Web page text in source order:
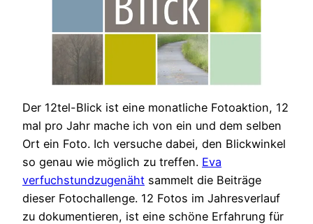
Der 12tel-Blick ist eine monatliche Fotoaktion, 12
mal pro Jahr mache ich von ein und dem selben
Ort ein Foto. Ich versuche dabei, den Blickwinkel
so genau wie möglich zu treffen. Eva
verfuchstundzugenäht sammelt die Beiträge
dieser Fotochallenge. 12 Fotos im Jahresverlauf
zu dokumentieren, ist eine schöne Erfahrung für